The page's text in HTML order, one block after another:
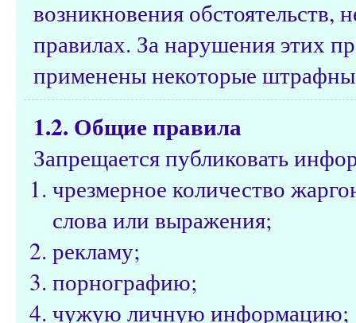
возникновения
правилах. За нарушения этих
применены некоторые
1.2. Общие правила
Запрещается публиковать
чрезмерное количество
слова или выражения;
рекламу;
порнографию;
чужую личную информацию;